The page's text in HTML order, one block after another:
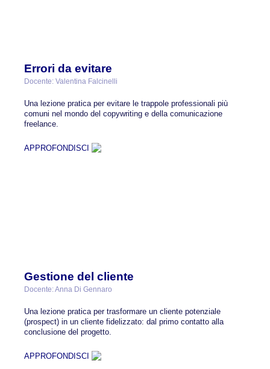
Errori da evitare
Docente: Valentina Falcinelli
Una lezione pratica per evitare le trappole professionali più
comuni nel mondo del copywriting e della comunicazione
freelance.
APPROFONDISCI
Gestione del cliente
Docente: Anna Di Gennaro
Una lezione pratica per trasformare un cliente potenziale
(prospect) in un cliente fidelizzato: dal primo contatto alla
conclusione del progetto.
APPROFONDISCI